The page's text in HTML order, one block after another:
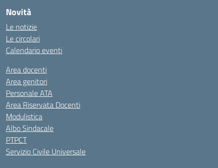
Novità
Le notizie
Le circolari
Calendario eventi
Area docenti
Area genitori
Personale ATA
Area Riservata Docenti
Modulistica
Albo Sindacale
PTPCT
Servizio Civile Universale